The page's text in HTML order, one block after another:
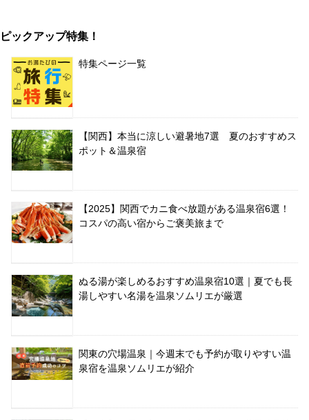
ピックアップ特集！
特集ページ一覧
【関西】本当に涼しい避暑地7選 夏のおすすめス
ポット＆温泉宿
【2025】関西でカニ食べ放題がある温泉宿6選！
コスパの高い宿からご褒美旅まで
ぬる湯が楽しめるおすすめ温泉宿10選｜夏でも長
湯しやすい名湯を温泉ソムリエが厳選
関東の穴場温泉｜今週末でも予約が取りやすい温
泉宿を温泉ソムリエが紹介